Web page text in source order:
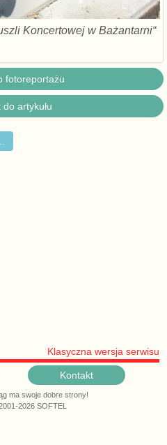
Koncertowej w Bażantarni“
fotoreportażu
do artykułu
Klasyczna wersja serwisu
Kontakt
ma swoje dobre strony!
2026 SOFTEL